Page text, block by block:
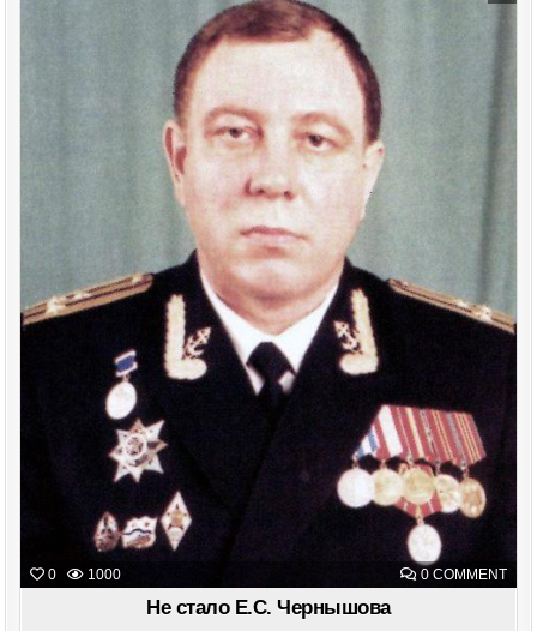
0 1000 0 COMMENTON
НЕ
Posted
Не стало Е.С. Чернышова